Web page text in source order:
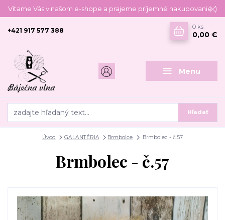
Vítame Vás v našom e-shope a prajeme príjemné nakupovanie :)
Menu
Hľadať
+421 917 577 388
0 ks
0,00 €
Úvod GALANTÉRIA Brmbolce Brmbolec - č.57
Brmbolec - č.57